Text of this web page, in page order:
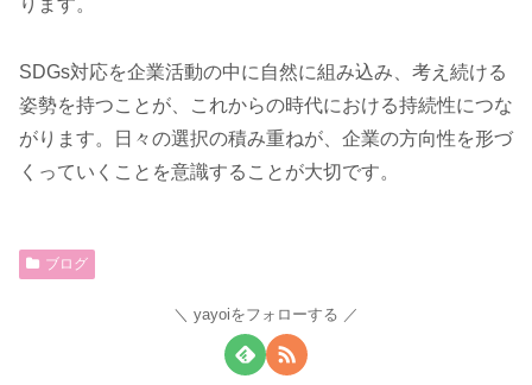
ります。
SDGs対応を企業活動の中に自然に組み込み、考え続ける
姿勢を持つことが、これからの時代における持続性につな
がります。日々の選択の積み重ねが、企業の方向性を形づ
くっていくことを意識することが大切です。
ブログ
yayoiをフォローする